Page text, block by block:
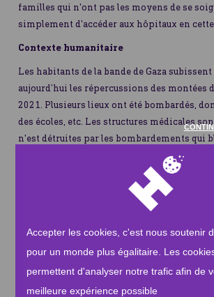
Accepter les cookies, c'est nous soutenir
pour un monde plus égalitaire. Les
permettent d'analyser notre trafic afin de
meilleure expérience possible
familles qui n'ont pas les moyens de se
simplement d'accéder aux hôpitaux en
Contexte humanitaire
Les habitants de la bande de Gaza
aujourd’hui les répercussions des montées
2021. Plusieurs lieux ont été bombardés,
des écoles, etc. Les structures médicales
n'est détruites par les bombardements qui
aux personnes ayant besoin d'intervention
Là-bas, le système de santé est
restriction de la circulation des personnes
raison du blocus. Les effectifs médicaux
paiement des salaires irrégulier et les
médicaments sont constantes. Le système
Palestiniens les services médicaux les plus